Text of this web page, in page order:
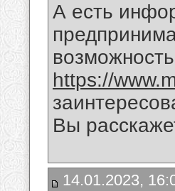
А есть
https://
Вы
14.01.2023,